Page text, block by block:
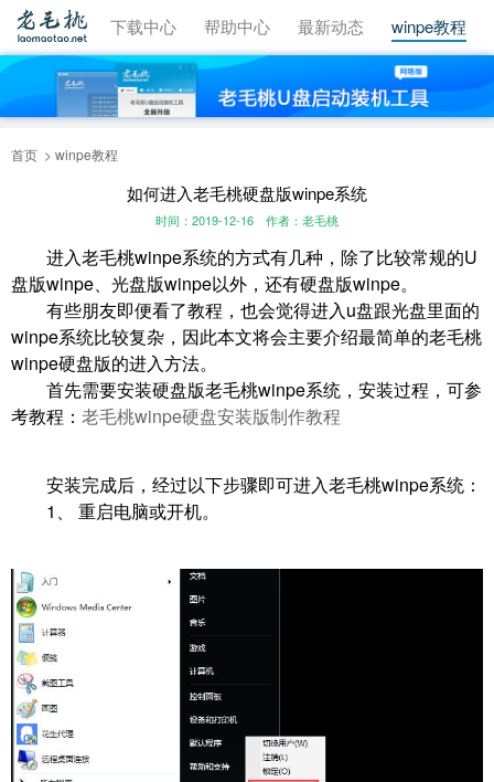
视频教程 下载中心 帮助中心 最新动态 winpe教程
首页 winpe教程
如何进入老毛桃硬盘版winpe系统
时间：2019-12-16 作者：老毛桃
进入老毛桃winpe系统的方式有几种，除了比较常规的U
盘版winpe、光盘版winpe以外，还有硬盘版winpe。
有些朋友即便看了教程，也会觉得进入u盘跟光盘里面的
winpe系统比较复杂，因此本文将会主要介绍最简单的老毛桃
winpe硬盘版的进入方法。
首先需要安装硬盘版老毛桃winpe系统，安装过程，可参
考教程： 老毛桃winpe硬盘安装版制作教程
安装完成后，经过以下步骤即可进入老毛桃winpe系统：
1、 重启电脑或开机。